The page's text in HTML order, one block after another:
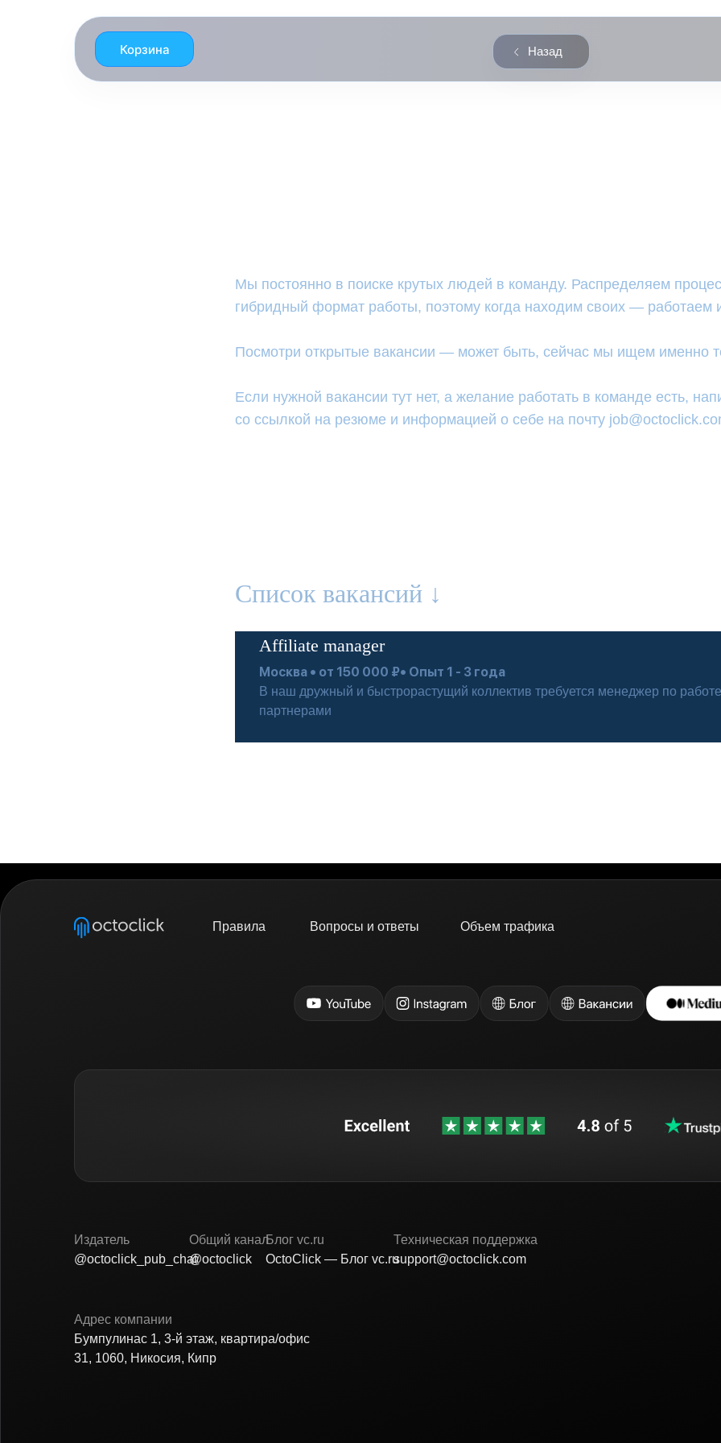
Корзина Назад
Мы постоянно в поиске крутых людей в команду. Распределяем
гибридный формат работы, поэтому когда находим своих — работаем
Посмотри открытые вакансии — может быть, сейчас мы ищем именно
Если нужной вакансии тут нет, а желание работать в команде есть,
со ссылкой на резюме и информацией о себе на почту
Список вакансий ↓
Affiliate manager
Москва • от 150 000 ₽• Опыт 1 - 3 года
В наш дружный и быстрорастущий коллектив требуется менеджер по
партнерами
Адрес компании
Бумпулинас 1, 3-й этаж, квартира/офис
31, 1060, Никосия, Кипр
Издатель
@octoclick_pub_chat
Общий канал
@octoclick
Блог vc.ru
OctoClick — Блог vc.ru
Техническая поддержка
support@octoclick.com
Объем трафика
Вопросы и ответы
Правила